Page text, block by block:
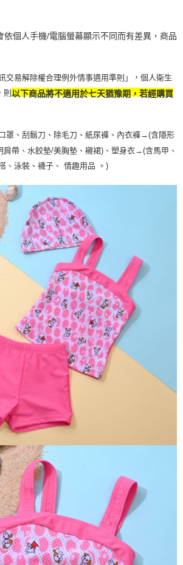
個人手機/電腦螢幕顯示不同而有差異，商品
交易解除權合理例外情事適用準則」，個人衛生
則以下商品將不適用於七天猶豫期，若經購買
罩、刮鬍刀、除毛刀、紙尿褲、內衣褲→(含隱形
肩帶、水餃墊/美胸墊、襯裙)、塑身衣→(含馬甲、
、泳裝、襪子、 情趣用品 。)